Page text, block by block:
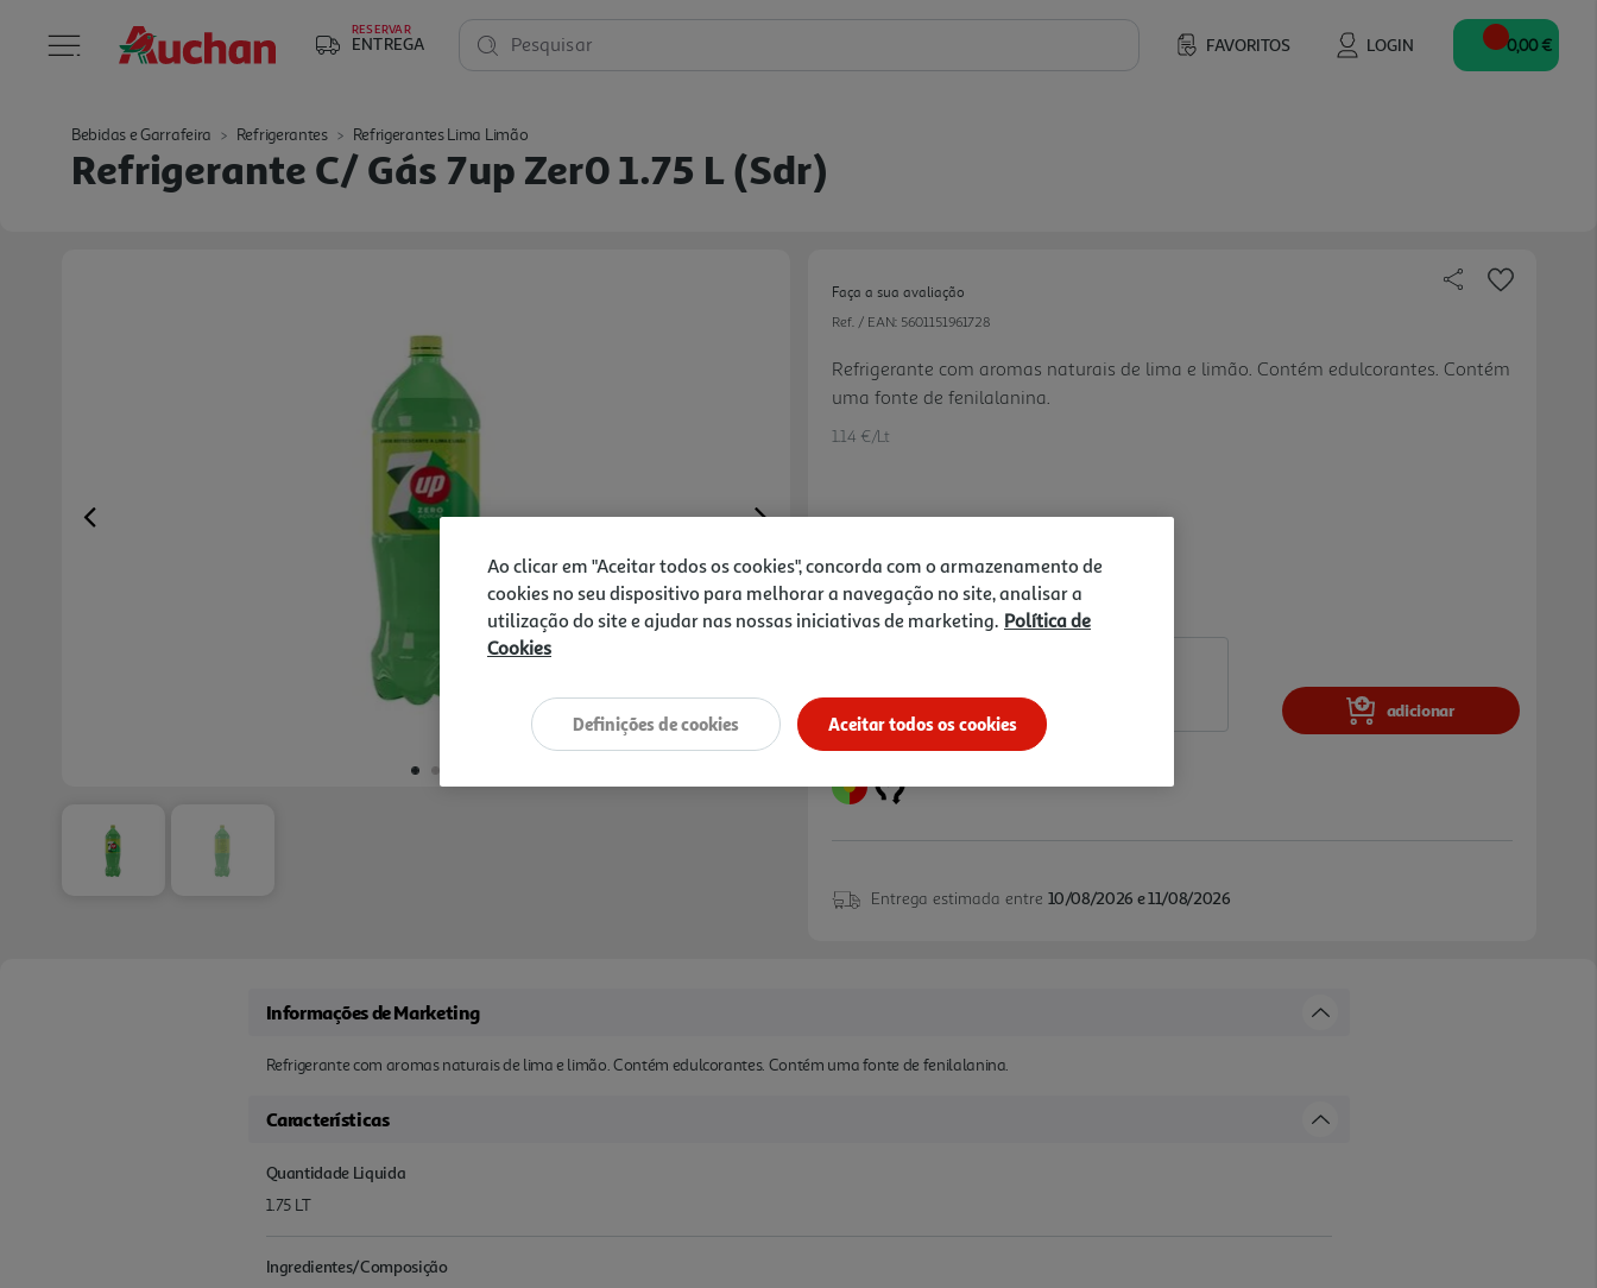
RESERVAR
ENTREGA FAVORITOS LOGIN
Pesquisar 0,00 €
Bebidas e Garrafeira Refrigerantes Refrigerantes Lima Limão
Refrigerante C/ Gás 7up Zer0 1.75 L (sdr)
Previous
Faça a sua avaliação
Ref. / EAN: 5601151961728
Refrigerante com aromas naturais de lima e limão. Contém edulcorantes. Contém
uma fonte de fenilalanina.
1.14 €/Lt
+0,10 € Depósito
Notas de preparação
adicionar
Entrega estimada entre 10/08/2026 e 11/08/2026
Informações de Marketing
Refrigerante com aromas naturais de lima e limão. Contém edulcorantes. Contém uma fonte de fenilalanina.
Características
Quantidade Liquida
1.75 LT
Ingredientes/Composição
Ao clicar em "Aceitar todos os cookies", concorda com o armazenamento de
cookies no seu dispositivo para melhorar a navegação no site, analisar a
utilização do site e ajudar nas nossas iniciativas de marketing. Política de
Cookies
Aceitar todos os cookies
Definições de cookies